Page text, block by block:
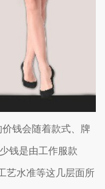
钱会随着款式、牌
钱是由工作服款
艺水准等这几层面所